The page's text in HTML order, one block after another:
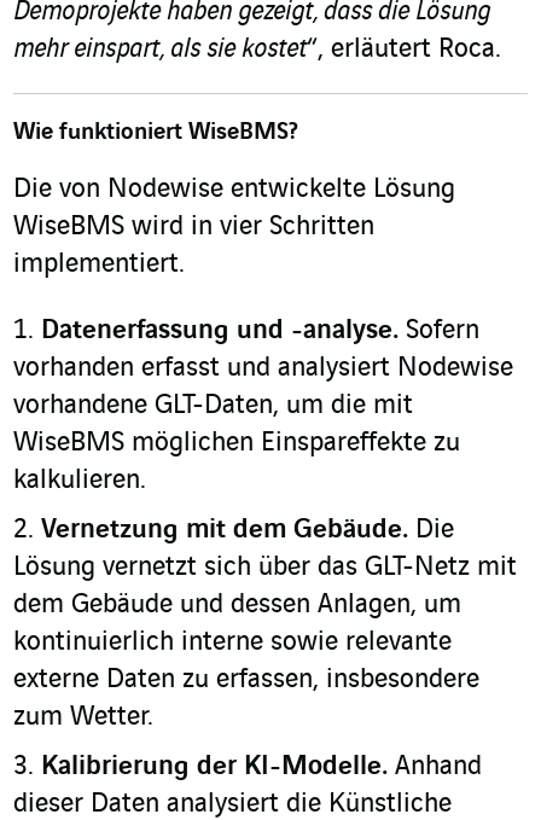
Demoprojekte haben gezeigt, dass die Lösung
mehr einspart, als sie kostet“, erläutert Roca.
Wie funktioniert WiseBMS?
Die von Nodewise entwickelte Lösung
WiseBMS wird in vier Schritten
implementiert.
Datenerfassung und -analyse. Sofern
vorhanden erfasst und analysiert Nodewise
vorhandene GLT-Daten, um die mit
WiseBMS möglichen Einspareffekte zu
kalkulieren.
Vernetzung mit dem Gebäude. Die
Lösung vernetzt sich über das GLT-Netz mit
dem Gebäude und dessen Anlagen, um
kontinuierlich interne sowie relevante
externe Daten zu erfassen, insbesondere
zum Wetter.
Kalibrierung der KI-Modelle. Anhand
dieser Daten analysiert die Künstliche